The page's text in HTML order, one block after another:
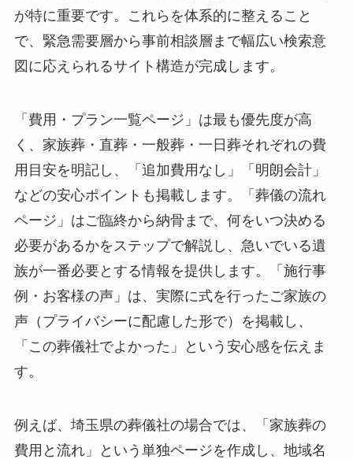
が特に重要です。これらを体系的に整えること
で、緊急需要層から事前相談層まで幅広い検索意
図に応えられるサイト構造が完成します。
「費用・プラン一覧ページ」は最も優先度が高
く、家族葬・直葬・一般葬・一日葬それぞれの費
用目安を明記し、「追加費用なし」「明朗会計」
などの安心ポイントも掲載します。「葬儀の流れ
ページ」はご臨終から納骨まで、何をいつ決める
必要があるかをステップで解説し、急いでいる遺
族が一番必要とする情報を提供します。「施行事
例・お客様の声」は、実際に式を行ったご家族の
声（プライバシーに配慮した形で）を掲載し、
「この葬儀社でよかった」という安心感を伝えま
す。
例えば、埼玉県の葬儀社の場合では、「家族葬の
費用と流れ」という単独ページを作成し、地域名